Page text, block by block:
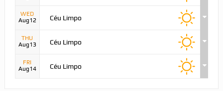
WED
Aug12
Céu Limpo
THU
Aug13
Céu Limpo
FRI
Aug14
Céu Limpo